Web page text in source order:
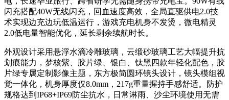
闪充搭配40W无线闪充，回血速度高效，全局直驱供电2.0技
术实现边充边玩低温运行，游戏充电机身不发烫，微电精灵
2.0低电量智能优化，延长剩余续航时长。
外观设计采用悬浮水滴冷雕玻璃，云缎砂玻璃工艺大幅提升抗
划痕能力，梦核紫、胶片绿、银白、钛黑四款年轻化配色，胶
片绿专属定制影像主题，东方极简圆环镜头设计，镜头模组视
觉一体化，机身厚度仅8.0mm，217g重量握持手感舒适。防护
规格达到IP68+IP69防尘抗水，日常淋雨、沙尘环境使用无需